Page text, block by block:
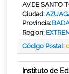
AV.DE SANTO
Ciudad:
Provincia:
Region:
Código Postal:
Instituto de